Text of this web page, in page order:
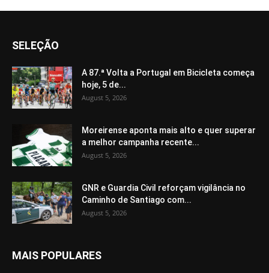
SELEÇÃO
A 87.ª Volta a Portugal em Bicicleta começa
hoje, 5 de...
August 5, 2026
Moreirense aponta mais alto e quer superar
a melhor campanha recente...
August 5, 2026
GNR e Guardia Civil reforçam vigilância no
Caminho de Santiago com...
August 5, 2026
MAIS POPULARES